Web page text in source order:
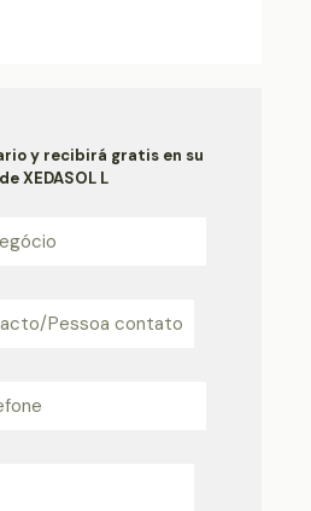
y recibirá gratis en su
XEDASOL L